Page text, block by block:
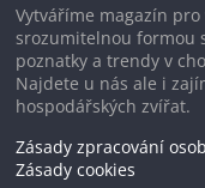
Vytváříme magazín
srozumitelnou formou
poznatky a trendy v
Najdete u nás ale i
hospodářských zvířat.
Zásady zpracování
Zásady cookies